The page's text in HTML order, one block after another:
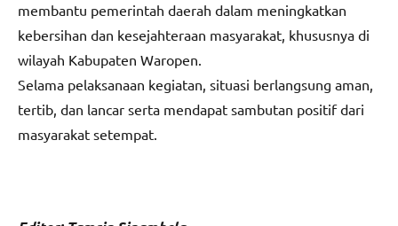
membantu pemerintah daerah dalam meningkatkan
kebersihan dan kesejahteraan masyarakat, khususnya di
wilayah Kabupaten Waropen.
Selama pelaksanaan kegiatan, situasi berlangsung aman,
tertib, dan lancar serta mendapat sambutan positif dari
masyarakat setempat.